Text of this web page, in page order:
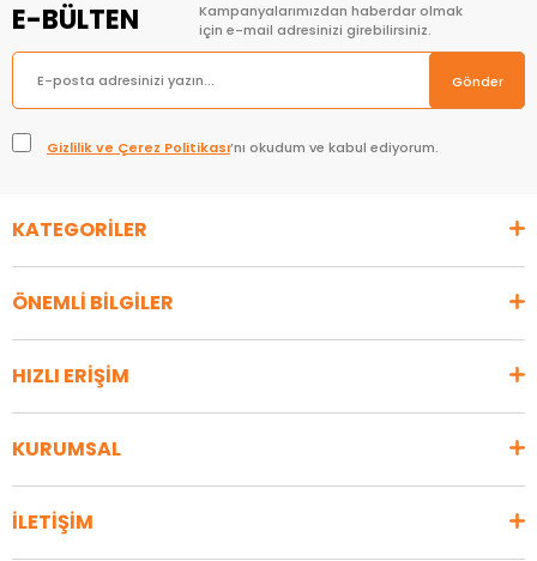
E-BÜLTEN
Kampanyalarımızdan haberdar olmak
için e-mail adresinizi girebilirsiniz.
Gönder
Gizlilik ve Çerez Politikası’nı okudum ve kabul ediyorum.
KATEGORİLER
ÖNEMLİ BİLGİLER
HIZLI ERİŞİM
KURUMSAL
İLETİŞİM